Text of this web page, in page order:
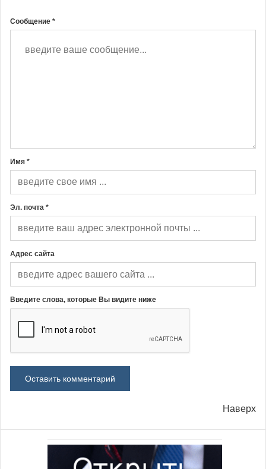
Сообщение *
Имя *
Эл. почта *
Адрес сайта
Введите слова, которые Вы видите ниже
Наверх